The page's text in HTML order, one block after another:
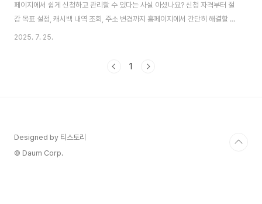
페이지에서 쉽게 신청하고 관리할 수 있다는 사실 아셨나요? 신청 자격부터 절
감 목표 설정, 캐시백 내역 조회, 주소 변경까지 홈페이지에서 간단히 해결할 수
있습니다. 신청 방법을 모르거나 헷갈리는 분들을 위해, 본문에서 홈페이지 주
도 실천할 수 있는 방법, 지금 바로 확인해 보세요. 한전 에너지 캐시백 홈페이
2025. 7. 25.
1
Designed by 티스토리
© Daum Corp.